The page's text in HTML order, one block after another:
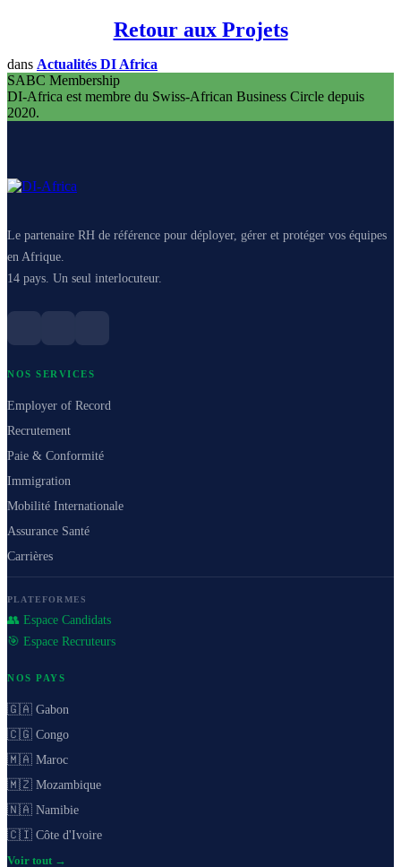
Retour aux Projets
dans Actualités DI Africa
SABC Membership
DI-Africa est membre du Swiss-African Business Circle depuis
2020.
Le partenaire RH de référence pour déployer, gérer et protéger vos équipes
en Afrique.
14 pays. Un seul interlocuteur.
NOS SERVICES
Employer of Record
Recrutement
Paie & Conformité
Immigration
Mobilité Internationale
Assurance Santé
Carrières
PLATEFORMES
👥 Espace Candidats
🎯 Espace Recruteurs
NOS PAYS
🇬🇦 Gabon
🇨🇬 Congo
🇲🇦 Maroc
🇲🇿 Mozambique
🇳🇦 Namibie
🇨🇮 Côte d'Ivoire
Voir tout →